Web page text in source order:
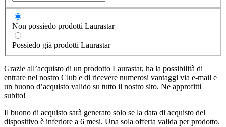
Non possiedo prodotti Laurastar
Possiedo già prodotti Laurastar
Grazie all’acquisto di un prodotto Laurastar, ha la possibilità di
entrare nel nostro Club e di ricevere numerosi vantaggi via e-mail e
un buono d’acquisto valido su tutto il nostro sito. Ne approfitti
subito!
Il buono di acquisto sarà generato solo se la data di acquisto del
dispositivo è inferiore a 6 mesi. Una sola offerta valida per prodotto.